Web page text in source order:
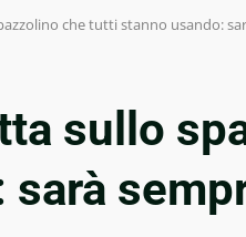
che tutti stanno usando:
sullo